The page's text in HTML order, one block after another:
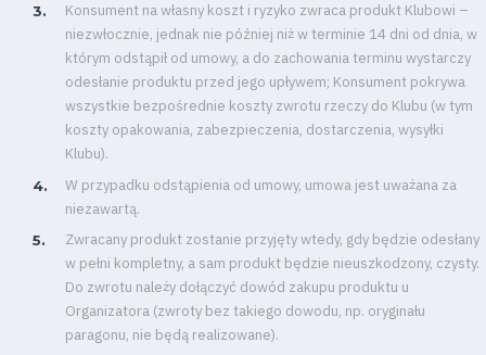
Konsument na własny koszt i ryzyko zwraca produkt Klubowi –
niezwłocznie, jednak nie później niż w terminie 14 dni od dnia, w
którym odstąpił od umowy, a do zachowania terminu wystarczy
odesłanie produktu przed jego upływem; Konsument pokrywa
wszystkie bezpośrednie koszty zwrotu rzeczy do Klubu (w tym
koszty opakowania, zabezpieczenia, dostarczenia, wysyłki
Klubu).
W przypadku odstąpienia od umowy, umowa jest uważana za
niezawartą.
Zwracany produkt zostanie przyjęty wtedy, gdy będzie odesłany
w pełni kompletny, a sam produkt będzie nieuszkodzony, czysty.
Do zwrotu należy dołączyć dowód zakupu produktu u
Organizatora (zwroty bez takiego dowodu, np. oryginału
paragonu, nie będą realizowane).